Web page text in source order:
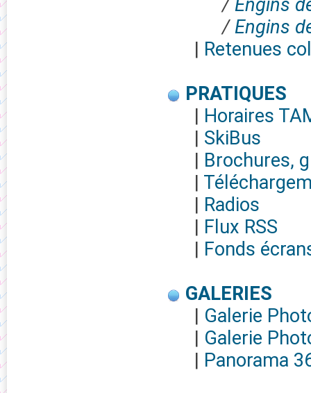
/ Engins
/Engins
| Retenues
PRATIQUES
| Horaires
| SkiBus
| Brochures,
|
| Radios
| Flux RSS
| Fonds
GALERIES
| Galerie
| Galerie
| Panorama